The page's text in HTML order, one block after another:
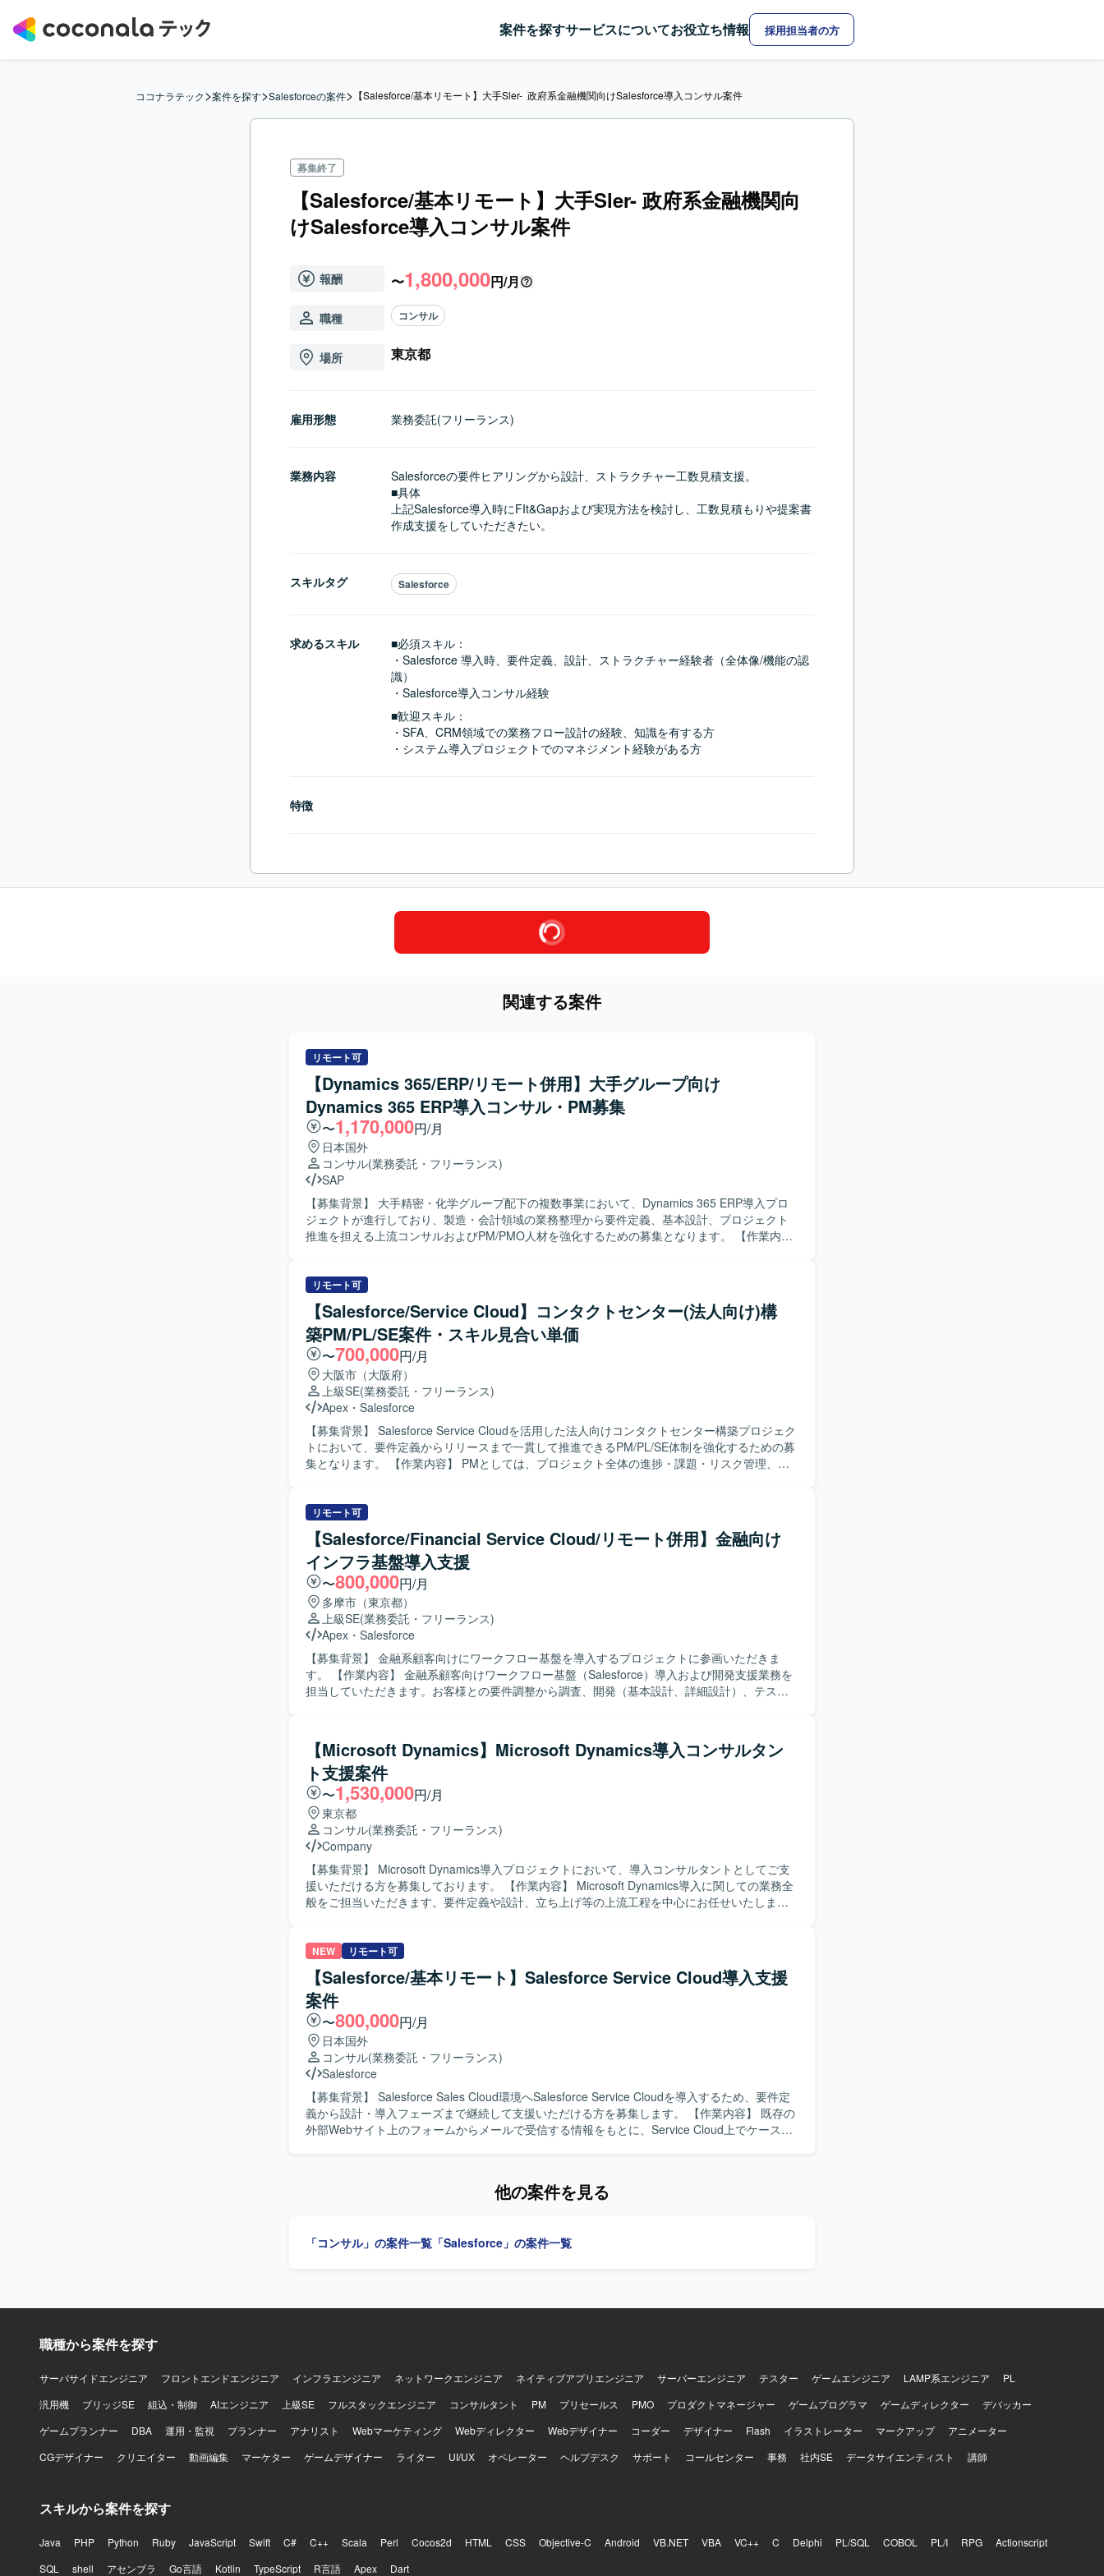
案件を探すサービスについてお役立ち情報 採用担当者の方
ココナラテック>案件を探す>Salesforceの案件> 【Salesforce/基本リモート】大手Sler-  政府系金融機関向けSalesforce導入コンサル案件
募集終了
【Salesforce/基本リモート】大手Sler- 政府系金融機関向
けSalesforce導入コンサル案件
報酬 〜1,800,000円/月
職種 コンサル
場所 東京都
雇用形態 業務委託(フリーランス)
業務内容
Salesforceの要件ヒアリングから設計、ストラクチャー工数見積支援。
■具体
上記Salesforce導入時にFIt&Gapおよび実現方法を検討し、工数見積もりや提案書
作成支援をしていただきたい。
スキルタグ Salesforce
求めるスキル
■必須スキル：
・Salesforce 導入時、要件定義、設計、ストラクチャー経験者（全体像/機能の認
識）
・Salesforce導入コンサル経験
■歓迎スキル：
・SFA、CRM領域での業務フロー設計の経験、知識を有する方
・システム導入プロジェクトでのマネジメント経験がある方
特徴
関連する案件
リモート可
【Dynamics 365/ERP/リモート併用】大手グループ向け
Dynamics 365 ERP導入コンサル・PM募集
〜1,170,000円/月
日本国外
コンサル(業務委託・フリーランス)
SAP
【募集背景】 大手精密・化学グループ配下の複数事業において、Dynamics 365 ERP導入プロ
ジェクトが進行しており、製造・会計領域の業務整理から要件定義、基本設計、プロジェクト
推進を担える上流コンサルおよびPM/PMO人材を強化するための募集となります。 【作業内
課題抽出、対応方針の検討を行います。 ・製造または会計領域における業務プロセスの整理
や、業務フロー・業務要件の整理・ドキュメント化を行います。 ・中堅向けERP（BC）導入や
製造・会計向けERP（FO）導入など、複数プロジェクトにまたがり上流工程をリードいただき
ます。 ・プロジェクト全体の進行管理、課題管理、ステークホルダーとの調整などPM/PMOと
しての活動を行います。 【求める人物像】 ・製造または会計領域のドメイン知識を活かしなが
ら、顧客と対話し業務要件を整理していく姿勢をお持ちの方を求めています。 ・複数の関係者
が関わるプロジェクトにおいて、状況を整理しながら主体的に課題解決を進められる方を歓迎
いたします。 ・新しいERP製品やクラウドサービスにも前向きにキャッチアップし、標準機能
を踏まえた提案ができる方にマッチするポジションです。 【ポジションの魅力】 ・大手グルー
プにおける複数のDynamics 365 ERP導入プロジェクトに参画し、製造・会計領域の上流工程か
ら携わることができます。 ・D365未経験であっても、他ERPでの上流経験を活かしながら新た
な製品知識を習得する機会がございます。 ・コンサルタント、PM/PMOなど複数ロールがあ
BI、Power Platform
リモート可
【Salesforce/Service Cloud】コンタクトセンター(法人向け)構
築PM/PL/SE案件・スキル見合い単価
〜700,000円/月
大阪市（大阪府）
上級SE(業務委託・フリーランス)
Apex ・ Salesforce
【募集背景】 Salesforce Service Cloudを活用した法人向けコンタクトセンター構築プロジェク
トにおいて、要件定義からリリースまで一貫して推進できるPM/PL/SE体制を強化するための募
集となります。 【作業内容】 PMとしては、プロジェクト全体の進捗・課題・リスク管理、ス
運用フロー設計、Salesforce機能設計・仕様調整、設計レビュー、開発メンバーの管理・フォロ
ー、テスト計画や移行・リリース支援をご担当いただきます。 SEとしては、Salesforce機能の
設定・開発、外部連携のSalesforce側対応、設計書などのドキュメント作成、テスト仕様書作成
およびテスト実施、不具合対応、移行・リリース支援をご担当いただきます。 【求める人物
像】 上流工程を自走でき、設計から実装まで一貫して対応できる方を求めています。能動的に
日本語でコミュニケーションを取りながら、関係者と連携し主体的に課題解決に取り組める方
にご活躍いただきたいと考えております。長期的な参画を前提に、継続的な改善提案や業務理
解の深化に取り組んでいただける方を歓迎いたします。 【ポジションの魅力】 法人向けコンタ
クトセンター領域において、Salesforce Service CloudやData Cloud / Agentforceなどの最新機
能を活用した構築プロジェクトに上流から参画できる環境です。PM/PL/SEそれぞれのポジショ
ンで、大規模案件の推進経験や外部連携を含む統合案件の知見を深めながら、長期的な視点で
キャリア形成に取り組んでいただけます。 【開発環境】 Salesforce Service Cloudを中心とし
リモート可
【Salesforce/Financial Service Cloud/リモート併用】金融向け
インフラ基盤導入支援
〜800,000円/月
多摩市（東京都）
上級SE(業務委託・フリーランス)
Apex ・ Salesforce
【募集背景】 金融系顧客向けにワークフロー基盤を導入するプロジェクトに参画いただきま
す。 【作業内容】 金融系顧客向けワークフロー基盤（Salesforce）導入および開発支援業務を
担当していただきます。お客様との要件調整から調査、開発（基本設計、詳細設計）、テス
き、新しい業務についても積極的に学びキャッチアップいただける方にマッチするポジション
です。 【ポジションの魅力】 金融業界向けのSalesforce案件に携わることで、Financial
Service Cloudをはじめとした金融領域特有の知見を深めていただけます。要件調整からリリー
スまで幅広い工程を経験できるため、上流工程スキルや折衝力の向上も期待できます。 【開発
環境】 Salesforceを中心としたワークフロー基盤上での開発環境となります。
【Microsoft Dynamics】Microsoft Dynamics導入コンサルタン
ト支援案件
〜1,530,000円/月
東京都
コンサル(業務委託・フリーランス)
Company
【募集背景】 Microsoft Dynamics導入プロジェクトにおいて、導入コンサルタントとしてご支
援いただける方を募集しております。 【作業内容】 Microsoft Dynamics導入に関しての業務全
般をご担当いただきます。要件定義や設計、立ち上げ等の上流工程を中心にお任せいたしま
関係者と連携しながらプロジェクトを推進いただける方が望ましいです。 【ポジションの魅
力】 Microsoft Dynamics導入プロジェクトの上流工程に深く関わることができ、コンサルタン
トとしての経験や知見をさらに高めていただけます。顧客折衝を通じて業務理解も深めること
ができる環境です。 【開発環境】 Microsoft Dynamicsを中心とした環境での導入コンサルティ
ング業務となります。
NEW リモート可
【Salesforce/基本リモート】Salesforce Service Cloud導入支援
案件
〜800,000円/月
日本国外
コンサル(業務委託・フリーランス)
Salesforce
【募集背景】 Salesforce Sales Cloud環境へSalesforce Service Cloudを導入するため、要件定
義から設計・導入フェーズまで継続して支援いただける方を募集します。 【作業内容】 既存の
外部Webサイト上のフォームからメールで受信する情報をもとに、Service Cloud上でケース管
Salesforce Service Cloud導入において、要件定義から本番導入まで一貫して携わることができ
他の案件を見る
「コンサル」の案件一覧 「Salesforce」の案件一覧
職種から案件を探す
サーバサイドエンジニア フロントエンドエンジニア インフラエンジニア ネットワークエンジニア ネイティブアプリエンジニア サーバーエンジニア テスター ゲームエンジニア LAMP系エンジニア
PL
汎用機
ブリッジSE 組込・制御 AIエンジニア 上級SE フルスタックエンジニア コンサルタント PM プリセールス PMO プロダクトマネージャー ゲームプログラマ ゲームディレクター
デバッカー
ゲームプランナー
DBA 運用・監視 プランナー アナリスト Webマーケティング Webディレクター Webデザイナー コーダー デザイナー Flash イラストレーター マークアップ
アニメーター
CGデザイナー
クリエイター 動画編集 マーケター ゲームデザイナー ライター UI/UX オペレーター ヘルプデスク サポート コールセンター 事務 社内SE データサイエンティスト 講師
スキルから案件を探す
Java PHP Python Ruby JavaScript Swift C# C++ Scala Perl Cocos2d HTML CSS Objective-C Android VB.NET VBA VC++ C Delphi PL/SQL COBOL PL/I RPG
Actionscript
SQL
shell アセンブラ Go言語 Kotlin TypeScript R言語 Apex Dart